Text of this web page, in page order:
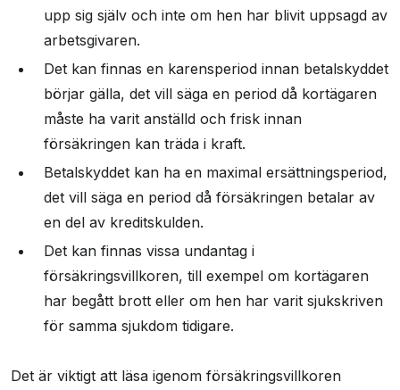
upp sig själv och inte om hen har blivit uppsagd av
arbetsgivaren.
Det kan finnas en karensperiod innan betalskyddet
börjar gälla, det vill säga en period då kortägaren
måste ha varit anställd och frisk innan
försäkringen kan träda i kraft.
Betalskyddet kan ha en maximal ersättningsperiod,
det vill säga en period då försäkringen betalar av
en del av kreditskulden.
Det kan finnas vissa undantag i
försäkringsvillkoren, till exempel om kortägaren
har begått brott eller om hen har varit sjukskriven
för samma sjukdom tidigare.
Det är viktigt att läsa igenom försäkringsvillkoren